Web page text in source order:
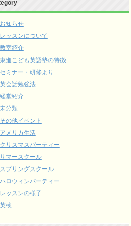
知らせ
ッスンについて
室紹介
進こども英語塾の特徴
ミナー・研修より
会話勉強法
堂紹介
分類
の他イベント
メリカ生活
リスマスパーティー
マースクール
プリングスクール
ロウィンパーティー
ッスンの様子
検